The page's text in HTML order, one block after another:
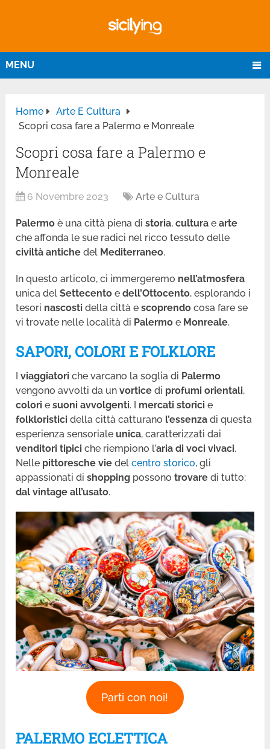
MENU
Home
Arte E Cultura
Scopri cosa fare a Palermo e Monreale
Scopri cosa fare a Palermo e
Monreale
6 Novembre 2023 Arte e Cultura
Palermo è una città piena distoria,cultura earte
che affonda le sue radici nel ricco tessuto delle
civiltà antiche del Mediterraneo.
In questo articolo, ci immergeremo nell’atmosfera
unica delSettecento edell’Ottocento, esplorando i
tesori nascosti della città escoprendo cosa fare se
vi trovate nelle località di Palermo e Monreale.
SAPORI, COLORI E FOLKLORE
Iviaggiatori che varcano la soglia di Palermo
vengono avvolti da unvortice di profumi orientali,
colori esuoni avvolgenti. I mercati storici e
folkloristici della città catturano l’essenza di questa
esperienza sensoriale unica, caratterizzati dai
venditori tipiciche riempiono l’aria di voci vivaci.
Nelle pittoresche vie delcentro storico, gli
appassionati dishopping possonotrovare di tutto:
dal vintage all’usato.
Parti con noi!
PALERMO ECLETTICA